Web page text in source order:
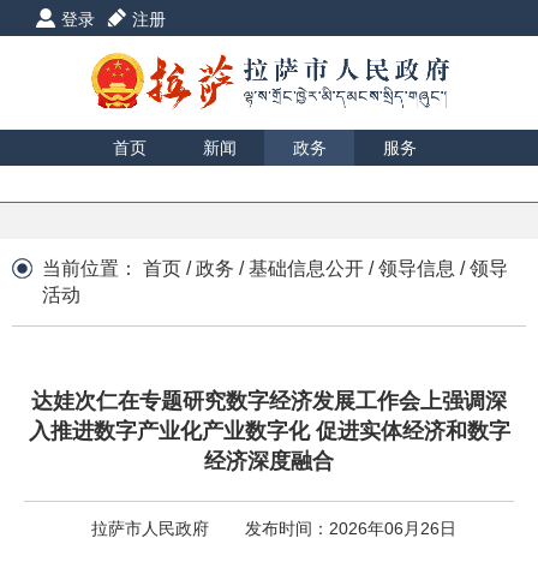
登录 注册
首页 新闻 政务
服务
当前位置： 首页 /政务 /基础信息公开 /领导信息 /领导
活动
达娃次仁在专题研究数字经济发展工作会上强调深
入推进数字产业化产业数字化 促进实体经济和数字
经济深度融合
拉萨市人民政府 发布时间：2026年06月26日